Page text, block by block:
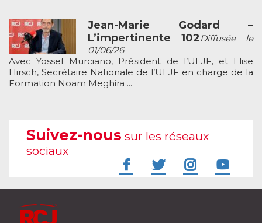
Jean-Marie Godard –
L’impertinente 102Diffusée le
01/06/26
Avec Yossef Murciano, Président de l’UEJF, et Elise
Hirsch, Secrétaire Nationale de l’UEJF en charge de la
Formation Noam Meghira ...
Suivez-nous sur les réseaux
sociaux